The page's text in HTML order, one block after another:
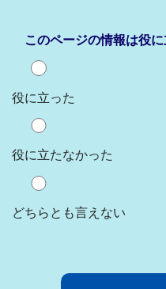
このページの情報は役
役に立った
役に立たなかった
どちらとも言えない